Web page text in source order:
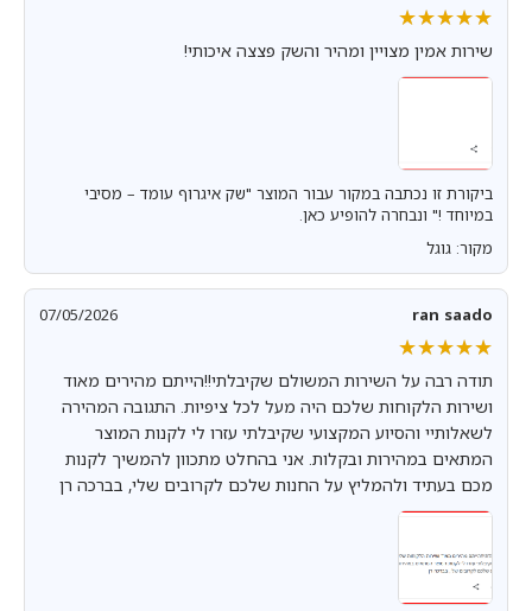
★★★★★
★★★★★
שירות אמין מצויין ומהיר והשק פצצה איכותי!
ביקורת זו נכתבה במקור עבור המוצר "שק איגרוף עומד – מסיבי
במיוחד !" ונבחרה להופיע כאן.
מקור: גוגל
ran saado
07/05/2026
★★★★★
★★★★★
תודה רבה על השירות המשולם שקיבלתי!!הייתם מהירים מאוד
ושירות הלקוחות שלכם היה מעל לכל ציפיות. התגובה המהירה
לשאלותיי והסיוע המקצועי שקיבלתי עזרו לי לקנות המוצר
המתאים במהירות ובקלות. אני בהחלט מתכוון להמשיך לקנות
מכם בעתיד ולהמליץ על החנות שלכם לקרובים שלי, בברכה רן